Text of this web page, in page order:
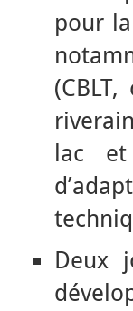
pour
lac
Deux